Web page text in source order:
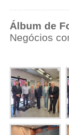
Álbum de
Negócios